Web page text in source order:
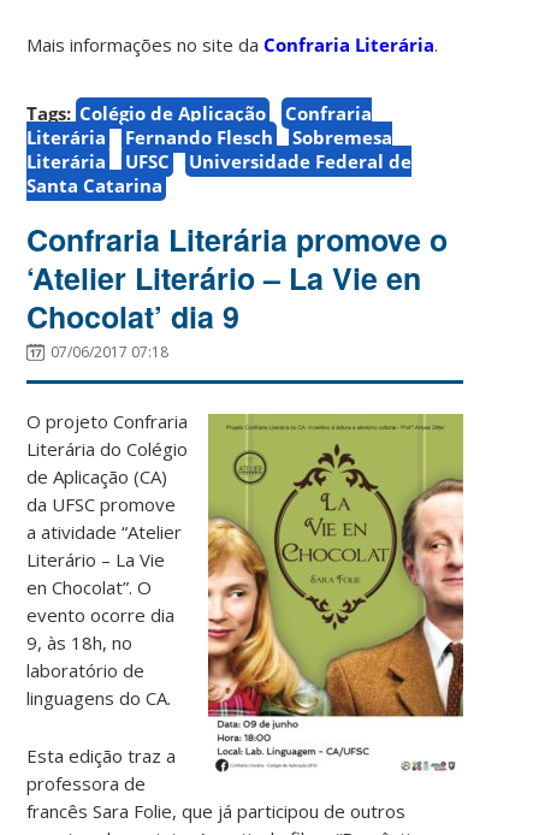
Mais informações no site daConfraria Literária.
Tags: Colégio de Aplicação
Confraria
Literária
Fernando Flesch
Sobremesa
Literária
UFSC
Universidade Federal de
Santa Catarina
Confraria Literária promove o
‘Atelier Literário – La Vie en
Chocolat’ dia 9
07/06/2017 07:18
O projeto Confraria
Literária do Colégio
de Aplicação (CA)
da UFSC promove
a atividade “Atelier
Literário – La Vie
en Chocolat”. O
evento ocorre dia
9, às 18h, no
laboratório de
linguagens do CA.
Esta edição traz a
professora de
francês Sara Folie, que já participou de outros